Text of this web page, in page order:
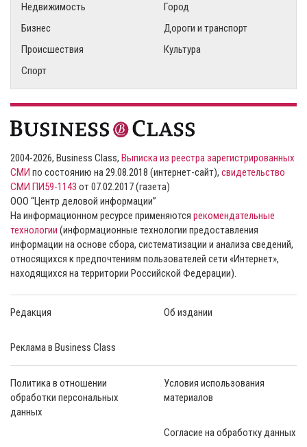
Недвижимость
Город
Бизнес
Дороги и транспорт
Происшествия
Культура
Спорт
2004-2026, Business Class, Выписка из реестра зарегистрированных
СМИ по состоянию на 29.08.2018 (интернет-сайт), свидетельство
СМИ ПИ59-1143 от 07.02.2017 (газета)
ООО “Центр деловой информации”
На информационном ресурсе применяются рекомендательные
технологии (информационные технологии предоставления
информации на основе сбора, систематизации и анализа сведений,
относящихся к предпочтениям пользователей сети «Интернет»,
находящихся на территории Российской Федерации).
Редакция Об издании
Реклама в Business Class
Политика в отношении
обработки персональных
данных
Условия использования
материалов
Согласие на обработку данных